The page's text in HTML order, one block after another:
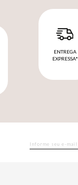
ENTREGA
EXPRESSA*